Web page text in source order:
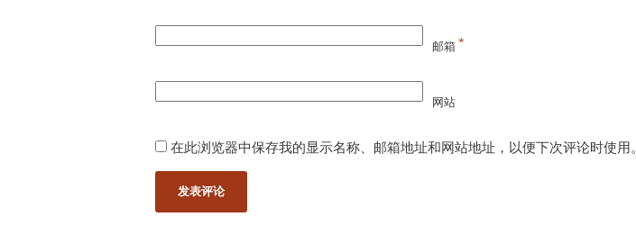
邮箱*
网站
在此浏览器中保存我的显示名称、邮箱地址和网站地址，以便下次评论时使用。